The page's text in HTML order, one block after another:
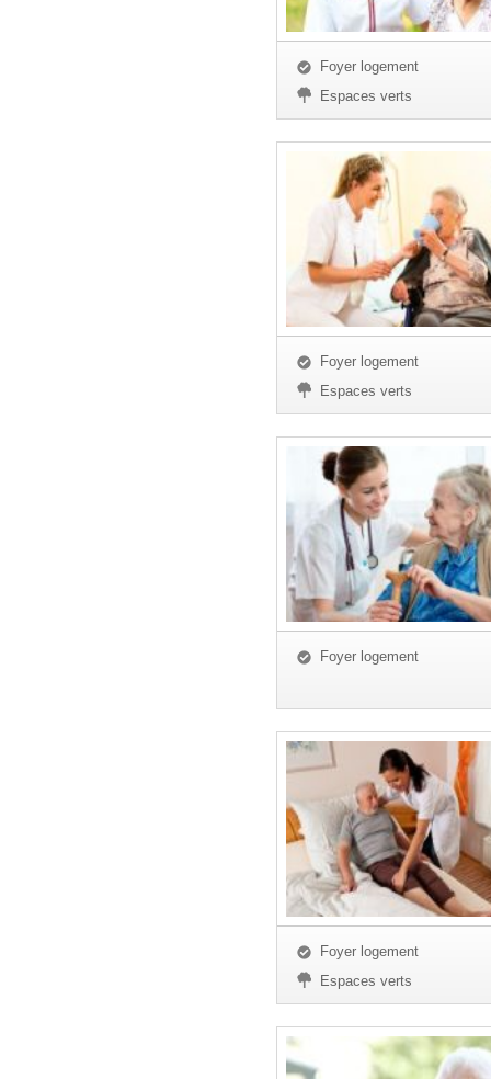
Foyer logement
Espaces verts
Foyer logement
Espaces verts
Foyer logement
Foyer logement
Espaces verts